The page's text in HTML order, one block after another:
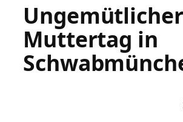
Ungemütlicher
Muttertag in